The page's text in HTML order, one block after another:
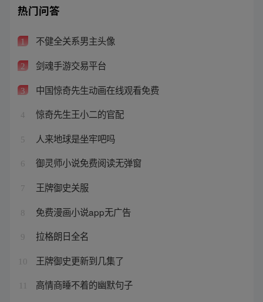
热门问答
1 不健全关系男主头像
2 剑魂手游交易平台
3 中国惊奇先生动画在线观看免费
4 惊奇先生王小二的官配
5 人来地球是坐牢吧吗
6 御灵师小说免费阅读无弹窗
7 王牌御史关服
8 免费漫画小说app无广告
9 拉格朗日全名
10 王牌御史更新到几集了
高情商睡不着的幽默句子